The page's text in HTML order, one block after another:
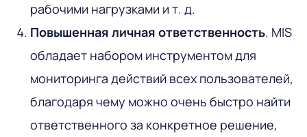
рабочими нагрузками и т. д.
Повышенная личная ответственность. MIS
обладает набором инструментом для
мониторинга действий всех пользователей,
благодаря чему можно очень быстро найти
ответственного за конкретное решение,